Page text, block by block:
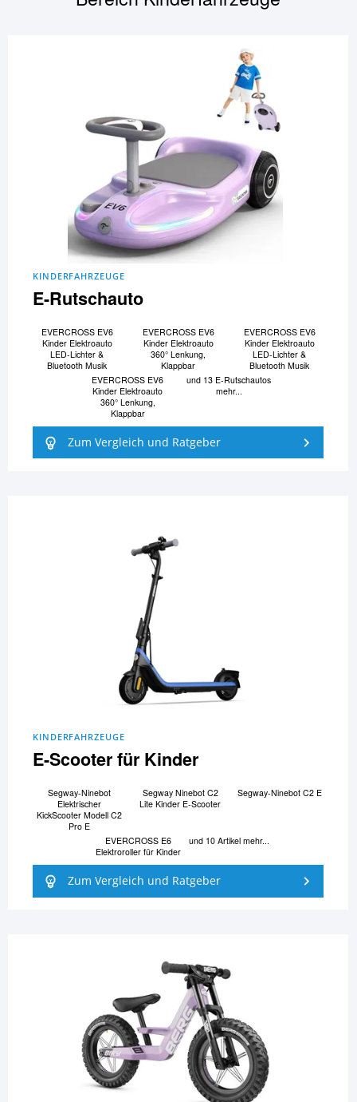
KINDERFAHRZEUGE
E-Rutschauto
EVERCROSS EV6
Kinder Elektroauto
LED-Lichter &
Bluetooth Musik
EVERCROSS EV6
Kinder Elektroauto
360° Lenkung,
Klappbar
EVERCROSS EV6
Kinder Elektroauto
LED-Lichter &
Bluetooth Musik
EVERCROSS EV6
Kinder Elektroauto
360° Lenkung,
Klappbar
und 13 E-Rutschautos
mehr...
Zum Vergleich und Ratgeber
KINDERFAHRZEUGE
E-Scooter für Kinder
Segway-Ninebot
Elektrischer
KickScooter Modell C2
Pro E
Segway Ninebot C2
Lite Kinder E-Scooter
Segway-Ninebot C2 E
EVERCROSS E6
Elektroroller für Kinder
und 10 Artikel mehr...
Zum Vergleich und Ratgeber